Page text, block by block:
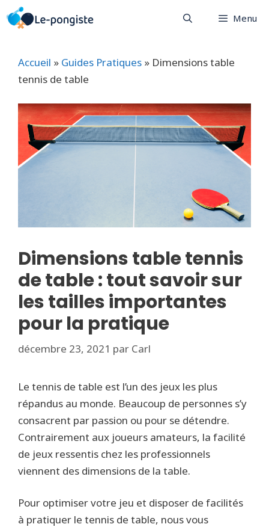
Aller
au
Menu
Accueil » Guides Pratiques » Dimensions table
tennis de table
Dimensions table tennis
de table : tout savoir sur
les tailles importantes
pour la pratique
décembre 23, 2021 par Carl
Le tennis de table est l’un des jeux les plus
répandus au monde. Beaucoup de personnes s’y
consacrent par passion ou pour se détendre.
Contrairement aux joueurs amateurs, la facilité
de jeux ressentis chez les professionnels
viennent des dimensions de la table.
Pour optimiser votre jeu et disposer de facilités
à pratiquer le tennis de table, nous vous